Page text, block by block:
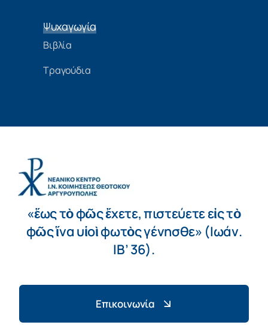
Ψυχαγωγία
Βιβλία
Τραγούδια
«ἕως τὸ φῶς ἔχετε, πιστεύετε εἰς τὸ
φῶς ἵνα υἱοὶ φωτὸς γένησθε» (Ιωάν.
ΙΒ’ 36).
Επικοινωνία